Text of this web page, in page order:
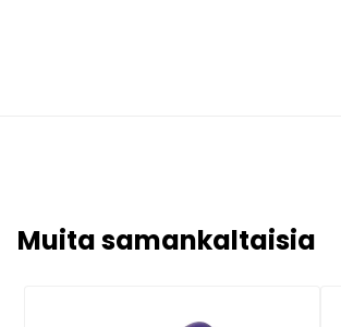
Muita samankaltaisia